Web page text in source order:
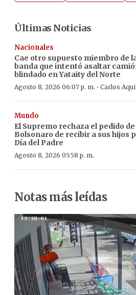
Últimas Noticias
Nacionales
Cae otro supuesto miembro de
banda que intentó asaltar
blindado en Yataity del Norte
Agosto 8, 2026 06:07 p. m. · Carlos
Mundo
El Supremo rechaza el pedido de
Bolsonaro de recibir a sus hijos
Día del Padre
Agosto 8, 2026 05:58 p. m.
Notas más leídas